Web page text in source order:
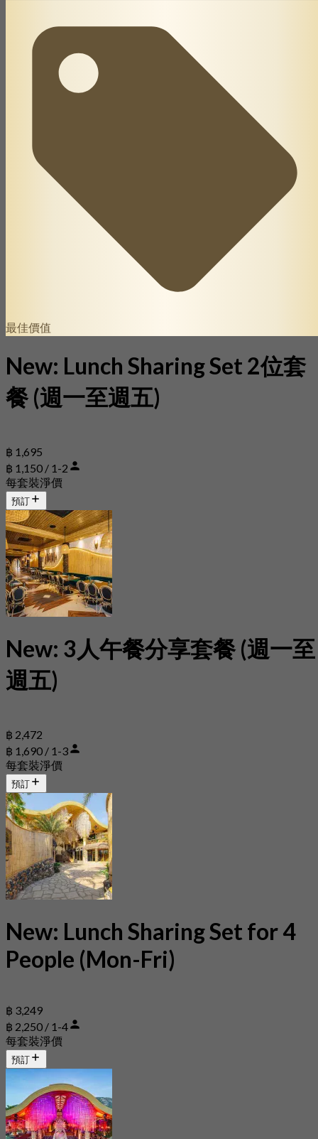
最佳價值
New: Lunch Sharing Set 2位套
餐 (週一至週五)
฿ 1,695
฿ 1,150 / 1-2
每套裝淨價
預訂
New: 3人午餐分享套餐 (週一至
週五)
฿ 2,472
฿ 1,690 / 1-3
每套裝淨價
預訂
New: Lunch Sharing Set for 4
People (Mon-Fri)
฿ 3,249
฿ 2,250 / 1-4
每套裝淨價
預訂